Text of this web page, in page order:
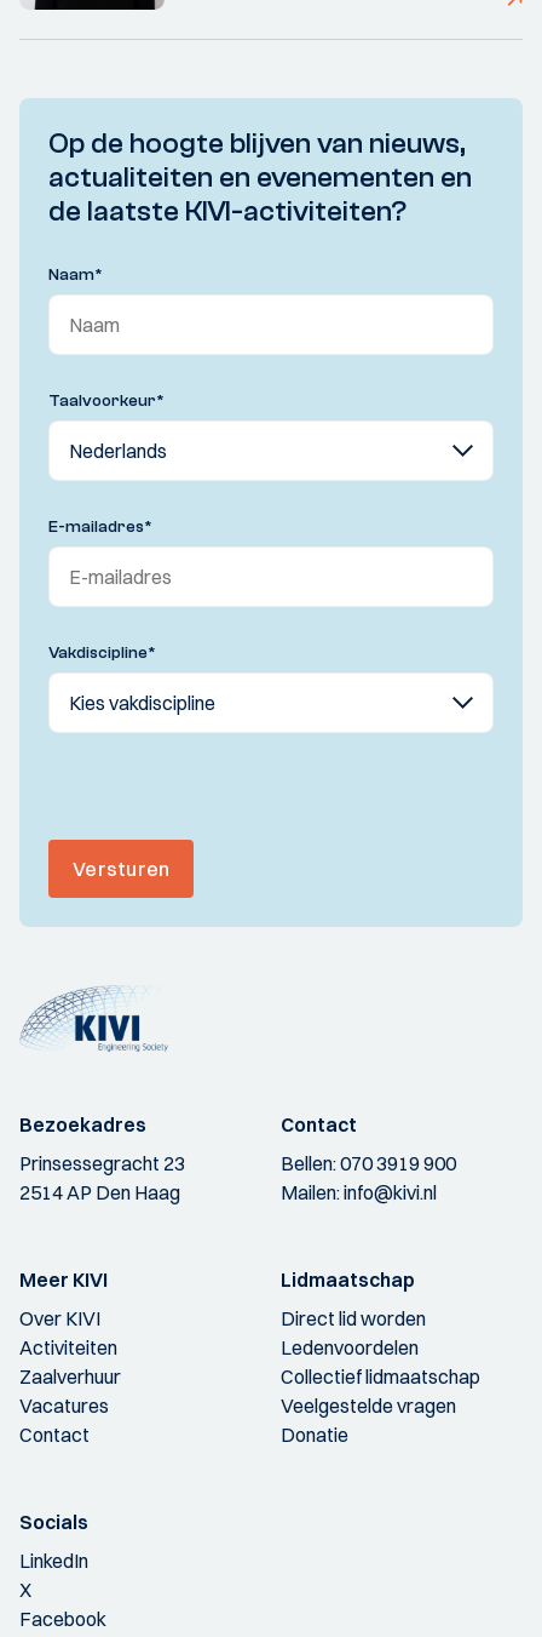
Op de hoogte blijven van nieuws,
actualiteiten en evenementen en
de laatste KIVI-activiteiten?
Naam*
Taalvoorkeur*
E-mailadres*
Vakdiscipline*
Versturen
Bezoekadres
Prinsessegracht 23
2514 AP Den Haag
Contact
Bellen:070 3919 900
Mailen:info@kivi.nl
Meer KIVI
Over KIVI
Activiteiten
Zaalverhuur
Vacatures
Contact
Lidmaatschap
Direct lid worden
Ledenvoordelen
Collectief lidmaatschap
Veelgestelde vragen
Donatie
Socials
LinkedIn
X
Facebook